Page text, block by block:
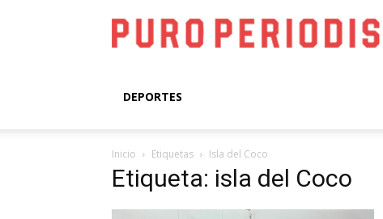
DEPORTES
Inicio Etiquetas Isla del Coco
Etiqueta: isla del Coco